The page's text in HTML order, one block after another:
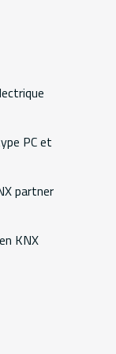
PC et
partner
KNX